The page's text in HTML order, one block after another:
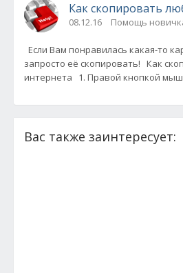
Как скопировать
08.12.16 Помощь
Если Вам понравилась какая-то
запросто её скопировать! Как
интернета 1. Правой кнопкой
Вас также заинтересует: